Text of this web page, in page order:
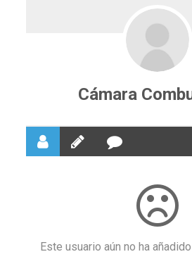
Cámara
Este usuario aún no ha